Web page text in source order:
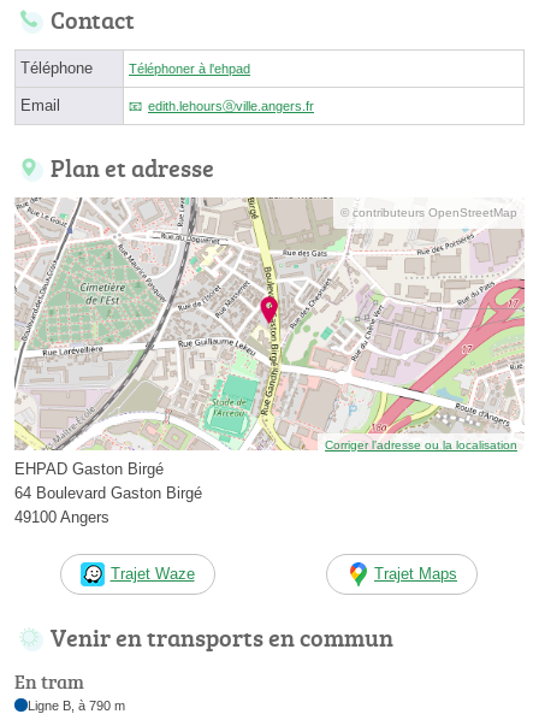
Contact
Téléphone Téléphoner à l'ehpad
Email edith.lehoursⓐville.angers.fr
Plan et adresse
© contributeurs OpenStreetMap
Corriger l’adresse ou la localisation
EHPAD Gaston Birgé
64 Boulevard Gaston Birgé
49100 Angers
Trajet Waze Trajet Maps
Venir en transports en commun
En tram
Ligne B, à 790 m